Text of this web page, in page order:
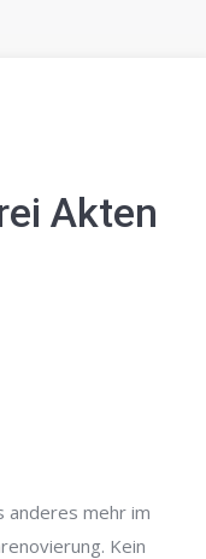
Akten
anderes mehr im
Kein